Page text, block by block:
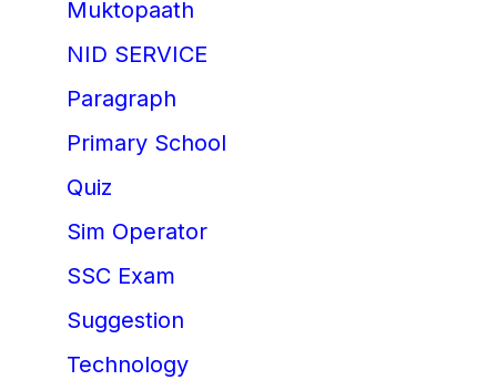
Muktopaath
NID SERVICE
Paragraph
Primary School
Quiz
Sim Operator
SSC Exam
Suggestion
Technology